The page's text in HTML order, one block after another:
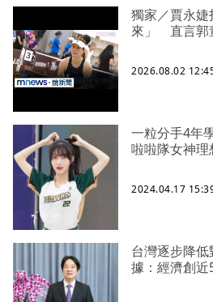
獨家／賈永
來」 直言郭
2026.08.02
一粒分手4年
啦啦隊女神理
2024.04.17
台灣逐步降
據：經濟創